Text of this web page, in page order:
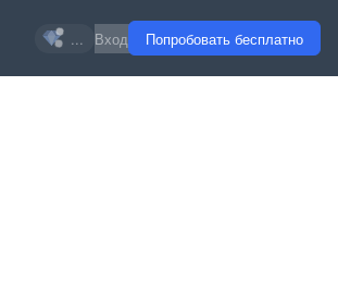
... Вход Попробовать бесплатно